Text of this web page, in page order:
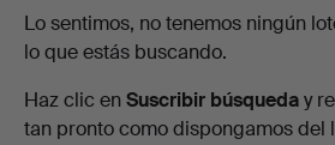
Lund
Subastas
curso
Lo sentimos, no tenemos ningún
lo que estás buscando.
Haz clic en Suscribir búsqueday
tan pronto como dispongamos del